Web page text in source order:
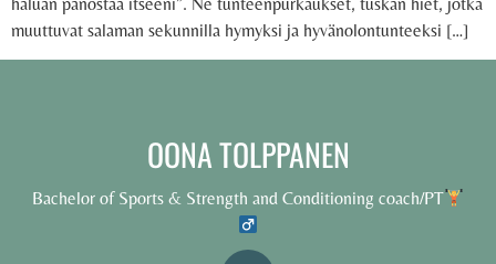
muuttuvat salaman sekunnilla hymyksi ja hyvänolontunteeksi […]
OONA TOLPPANEN
Bachelor of Sports & Strength and Conditioning coach/PT